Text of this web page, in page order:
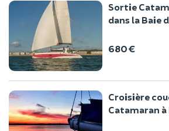
Sortie
dans la Baie
680 €
Croisière
Catamaran